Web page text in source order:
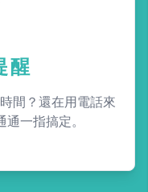
醒
間？還在用電話來
一指搞定。